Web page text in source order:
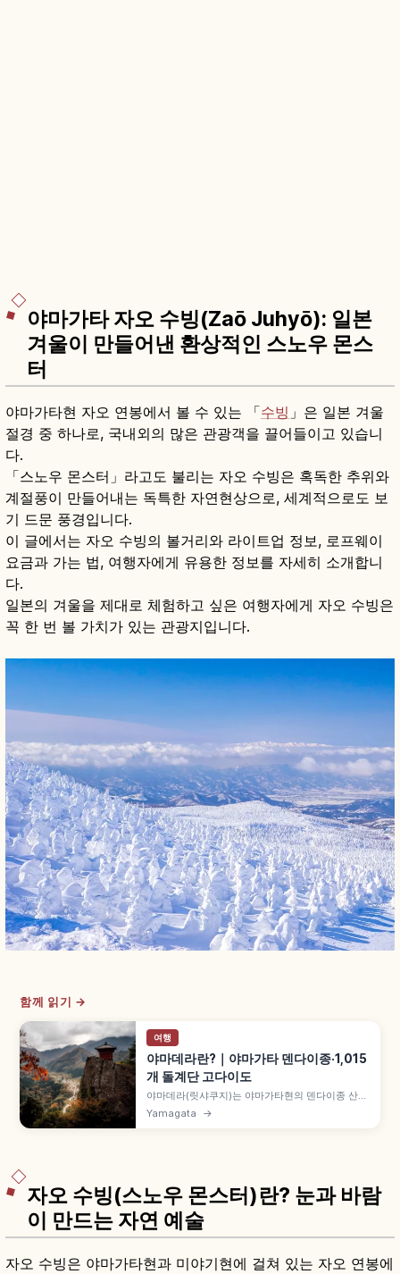
야마가타 자오 수빙(Zaō Juhyō): 일본
겨울이 만들어낸 환상적인 스노우 몬스
터
야마가타현 자오 연봉에서 볼 수 있는 「수빙 」은 일본 겨울
절경 중 하나로, 국내외의 많은 관광객을 끌어들이고 있습니
다.
「스노우 몬스터」라고도 불리는 자오 수빙은 혹독한 추위와
계절풍이 만들어내는 독특한 자연현상으로, 세계적으로도 보
기 드문 풍경입니다.
이 글에서는 자오 수빙의 볼거리와 라이트업 정보, 로프웨이
요금과 가는 법, 여행자에게 유용한 정보를 자세히 소개합니
다.
일본의 겨울을 제대로 체험하고 싶은 여행자에게 자오 수빙은
꼭 한 번 볼 가치가 있는 관광지입니다.
함께 읽기 →
여행
야마데라란?｜야마가타 덴다이종·1,015
개 돌계단 고다이도
야마데라(릿샤쿠지)는 야마가타현의 덴다이종 산악
사찰로, 860년(조간 2년) 지카쿠대사 엔닌이 개산
했습니다. '오쿠노호소미치' 마쓰오 바쇼가 '고요함
Yamagata →
자오 수빙(스노우 몬스터)란? 눈과 바람
이 만드는 자연 예술
자오 수빙은 야마가타현과 미야기현에 걸쳐 있는 자오 연봉에